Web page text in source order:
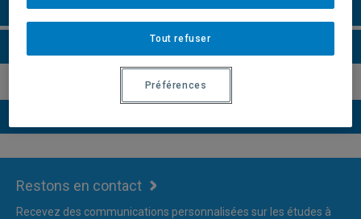
Faire une demande d'admission
Restons en contact
Recevez des communications personnalisées sur les études à
Tout refuser
Préférences